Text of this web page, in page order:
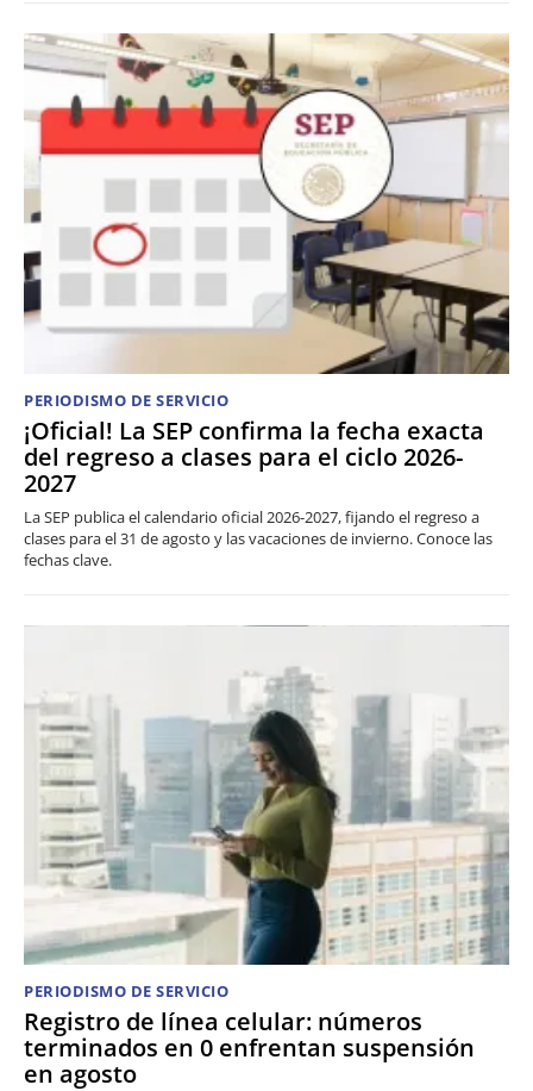
PERIODISMO DE SERVICIO
¡Oficial! La SEP confirma la fecha exacta
del regreso a clases para el ciclo 2026-
2027
La SEP publica el calendario oficial 2026-2027, fijando el regreso a
clases para el 31 de agosto y las vacaciones de invierno. Conoce las
fechas clave.
PERIODISMO DE SERVICIO
Registro de línea celular: números
terminados en 0 enfrentan suspensión
en agosto